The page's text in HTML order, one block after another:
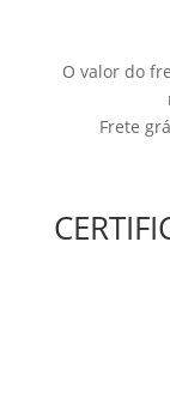
O valor do
Frete